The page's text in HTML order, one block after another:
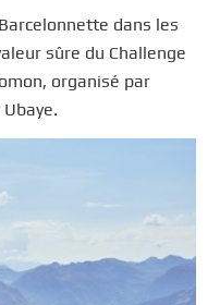
dans les
sûre du Challenge
organisé par